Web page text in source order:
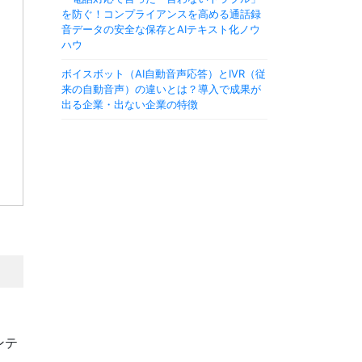
テ
を防ぐ！コンプライアンスを高める通話録
音データの安全な保存とAIテキスト化ノウ
ハウ
ボイスボット（AI自動音声応答）とIVR（従
来の自動音声）の違いとは？導入で成果が
出る企業・出ない企業の特徴